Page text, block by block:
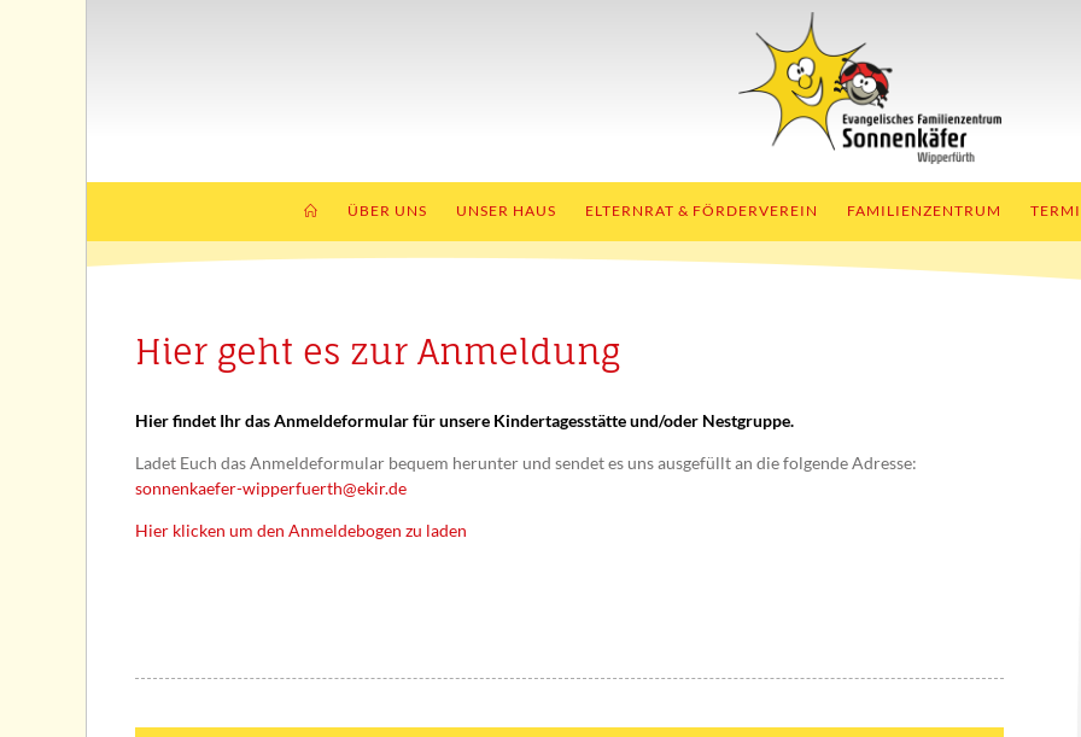
ÜBER UNS UNSER HAUS ELTERNRAT & FÖRDERVEREIN FAMILIENZENTRUM
Hier geht es zur Anmeldung
Hier findet Ihr das Anmeldeformular für unsere Kindertagesstätte und/oder Nestgruppe.
Ladet Euch das Anmeldeformular bequem herunter und sendet es uns ausgefüllt an die folgende Adresse:
sonnenkaefer-wipperfuerth@ekir.de
Hier klicken um den Anmeldebogen zu laden